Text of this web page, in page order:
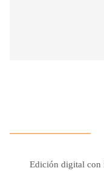
Edición digital con